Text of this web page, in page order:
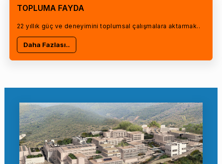
TOPLUMA FAYDA
22 yıllık güç ve deneyimini toplumsal çalışmalara aktarmak..
Daha Fazlası..